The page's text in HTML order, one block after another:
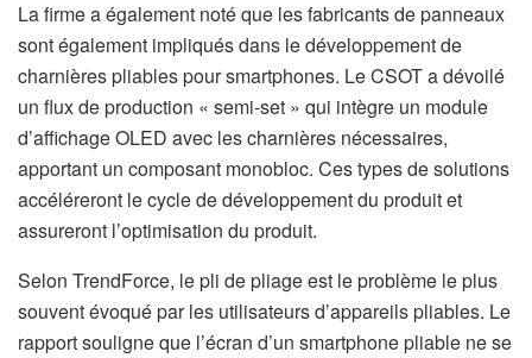
La firme a également noté que les fabricants de panneaux
sont également impliqués dans le développement de
charnières pliables pour smartphones. Le CSOT a dévoilé
un flux de production « semi-set » qui intègre un module
d’affichage OLED avec les charnières nécessaires,
apportant un composant monobloc. Ces types de solutions
accéléreront le cycle de développement du produit et
assureront l’optimisation du produit.
Selon TrendForce, le pli de pliage est le problème le plus
souvent évoqué par les utilisateurs d’appareils pliables. Le
rapport souligne que l’écran d’un smartphone pliable ne se